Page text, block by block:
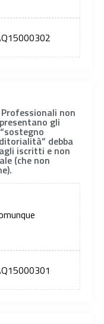
non
gli
debba
iscritti e non
(che non